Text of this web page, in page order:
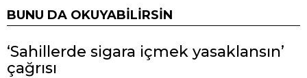
BUNU DA OKUYABILIRSIN
‘Sahillerde sigara içmek yasaklansın’
çağrısı